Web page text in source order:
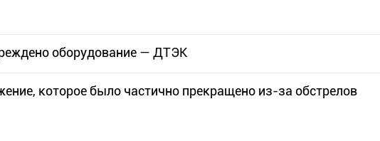
оборудование — ДТЭК
которое было частично прекращено из-за обстрелов